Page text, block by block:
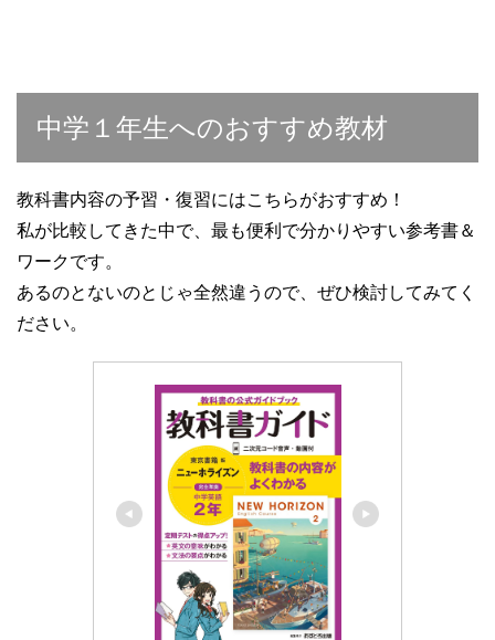
中学１年生へのおすすめ教材
教科書内容の予習・復習にはこちらがおすすめ！
私が比較してきた中で、最も便利で分かりやすい参考書＆
ワークです。
あるのとないのとじゃ全然違うので、ぜひ検討してみてく
ださい。